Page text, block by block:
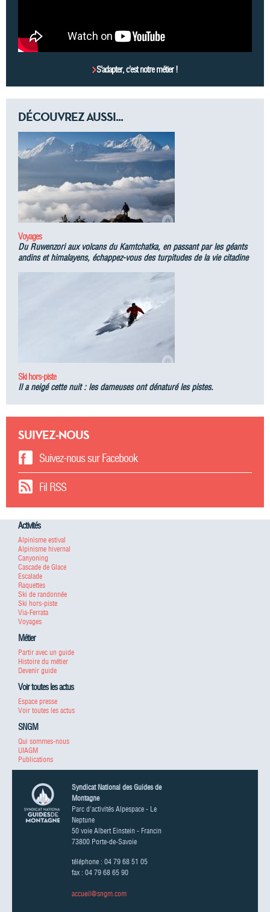
S’adapter, c’est notre métier !
DÉCOUVREZ AUSSI...
Voyages
Du Ruwenzori aux volcans du Kamtchatka, en passant par les géants
andins et himalayens, échappez-vous des turpitudes de la vie citadine
Ski hors-piste
Il a neigé cette nuit : les dameuses ont dénaturé les pistes.
SUIVEZ-NOUS
Suivez-nous sur Facebook
Fil RSS
Activités
Alpinisme estival
Alpinisme hivernal
Canyoning
Cascade de Glace
Escalade
Raquettes
Ski de randonnée
Ski hors-piste
Via-Ferrata
Voyages
Métier
Partir avec un guide
Histoire du métier
Devenir guide
Voir toutes les actus
Espace presse
Voir toutes les actus
SNGM
Qui sommes-nous
UIAGM
Publications
Syndicat National des Guides de
Montagne
Parc d'activités Alpespace - Le
Neptune
50 voie Albert Einstein - Francin
73800 Porte-de-Savoie
téléphone : 04 79 68 51 05
fax : 04 79 68 65 90
accueil@sngm.com